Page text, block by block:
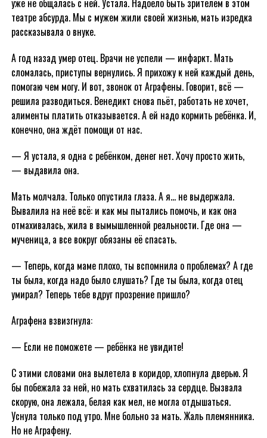
уже не общалась с ней. Устала. Надоело быть зрителем в этом
театре абсурда. Мы с мужем жили своей жизнью, мать изредка
рассказывала о внуке.
А год назад умер отец. Врачи не успели — инфаркт. Мать
сломалась, приступы вернулись. Я прихожу к ней каждый день,
помогаю чем могу. И вот, звонок от Аграфены. Говорит, всё —
решила разводиться. Венедикт снова пьёт, работать не хочет,
алименты платить отказывается. А ей надо кормить ребёнка. И,
конечно, она ждёт помощи от нас.
— Я устала, я одна с ребёнком, денег нет. Хочу просто жить,
— выдавила она.
Мать молчала. Только опустила глаза. А я… не выдержала.
Вывалила на неё всё: и как мы пытались помочь, и как она
отмахивалась, жила в вымышленной реальности. Где она —
мученица, а все вокруг обязаны её спасать.
— Теперь, когда маме плохо, ты вспомнила о проблемах? А где
ты была, когда надо было слушать? Где ты была, когда отец
умирал? Теперь тебе вдруг прозрение пришло?
Аграфена взвизгнула:
— Если не поможете — ребёнка не увидите!
С этими словами она вылетела в коридор, хлопнула дверью. Я
бы побежала за ней, но мать схватилась за сердце. Вызвала
скорую, она лежала, белая как мел, не могла отдышаться.
Уснула только под утро. Мне больно за мать. Жаль племянника.
Но не Аграфену.